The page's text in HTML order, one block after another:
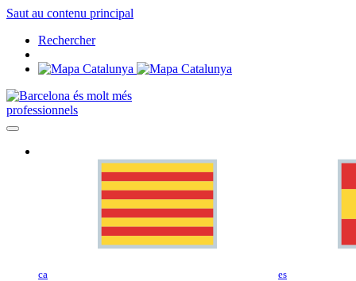
Saut au contenu principal
Rechercher
professionnels
ca es